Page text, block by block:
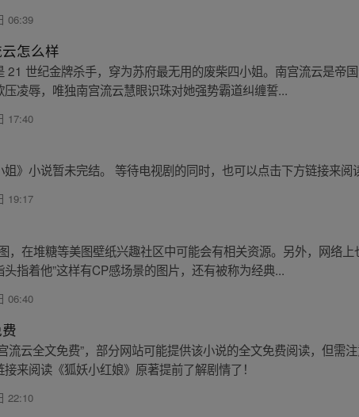
06:39
怎么样
21 世纪金牌杀手，穿为苏府最无用的废柴四小姐。南宫流云是帝
凌辱，唯独南宫流云慧眼识珠对她强势霸道纠缠誓...
17:40
姐》小说暂未完结。 等待电视剧的同时，也可以点击下方链接来阅
19:17
，在堆糖等美图壁纸兴趣社区中可能会有相关资源。另外，网络
指着他”这样有CP感场景的图片，还有被称为经典...
06:40
流云全文免费”，部分网站可能提供该小说的全文免费阅读，但需
来阅读《狐妖小红娘》原著提前了解剧情了！
22:10